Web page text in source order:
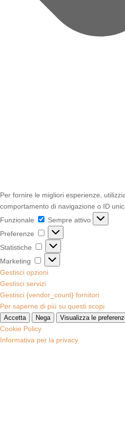
Per fornire le migliori esperienze,
comportamento di navigazione o ID
Funzionale
Funzionale
Sempre attivo
Preferenze
Preferenze
Statistiche Statistiche
Marketing
Marketing
Gestisci opzioni
Gestisci servizi
Gestisci {vendor_count} fornitori
Per saperne di più su questi scopi
Accetta Nega Visualizza le
Cookie Policy
Informativa per la privacy